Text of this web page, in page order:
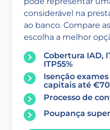
considerável na
ao banco. Compare
escolha a melhor
Cobertura IAD,
ITP55%
Isenção
capitais até
Processo de
Poupança